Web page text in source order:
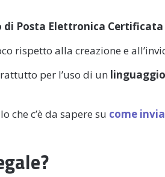
di Posta Elettronica Certificata
rispetto alla creazione e
per l’uso di un
che c’è da sapere su come